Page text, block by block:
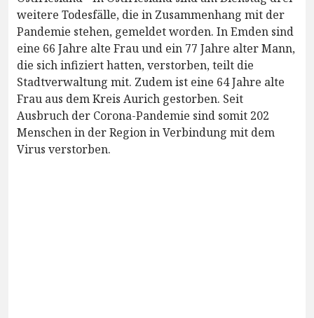
weitere Todesfälle, die in Zusammenhang mit der
Pandemie stehen, gemeldet worden. In Emden sind
eine 66 Jahre alte Frau und ein 77 Jahre alter Mann,
die sich infiziert hatten, verstorben, teilt die
Stadtverwaltung mit. Zudem ist eine 64 Jahre alte
Frau aus dem Kreis Aurich gestorben. Seit
Ausbruch der Corona-Pandemie sind somit 202
Menschen in der Region in Verbindung mit dem
Virus verstorben.